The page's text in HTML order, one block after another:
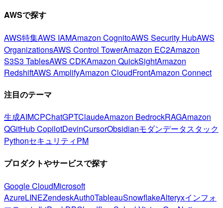
AWSで探す
AWS特集AWS IAMAmazon CognitoAWS Security HubAWS
OrganizationsAWS Control TowerAmazon EC2Amazon
S3S3 TablesAWS CDKAmazon QuickSightAmazon
RedshiftAWS AmplifyAmazon CloudFrontAmazon Connect
注目のテーマ
生成AIMCPChatGPTClaudeAmazon BedrockRAGAmazon
QGitHub CopilotDevinCursorObsidianモダンデータスタック
PythonセキュリティPM
プロダクトやサービスで探す
Google CloudMicrosoft
AzureLINEZendeskAuth0TableauSnowflakeAlteryxインフォ